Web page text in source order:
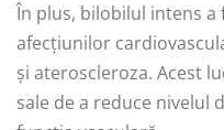
În plus, bilobilul intens
afecțiunilor
și ateroscleroza. Acest
sale de a reduce nivelul